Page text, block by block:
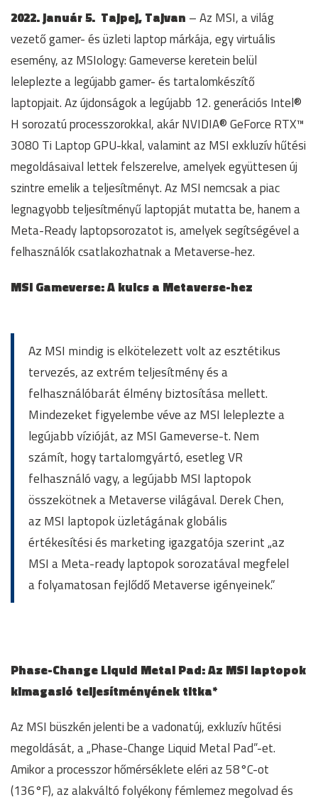
2022. január 5. Tajpej, Tajvan – Az MSI, a világ
vezető gamer- és üzleti laptop márkája, egy virtuális
esemény, az MSIology: Gameverse keretein belül
leleplezte a legújabb gamer- és tartalomkészítő
laptopjait. Az újdonságok a legújabb 12. generációs Intel®
H sorozatú processzorokkal, akár NVIDIA® GeForce RTX™
3080 Ti Laptop GPU-kkal, valamint az MSI exkluzív hűtési
megoldásaival lettek felszerelve, amelyek együttesen új
szintre emelik a teljesítményt. Az MSI nemcsak a piac
legnagyobb teljesítményű laptopját mutatta be, hanem a
Meta-Ready laptopsorozatot is, amelyek segítségével a
felhasználók csatlakozhatnak a Metaverse-hez.
MSI Gameverse: A kulcs a Metaverse-hez
Az MSI mindig is elkötelezett volt az esztétikus
tervezés, az extrém teljesítmény és a
felhasználóbarát élmény biztosítása mellett.
Mindezeket figyelembe véve az MSI leleplezte a
legújabb vízióját, az MSI Gameverse-t. Nem
számít, hogy tartalomgyártó, esetleg VR
felhasználó vagy, a legújabb MSI laptopok
összekötnek a Metaverse világával. Derek Chen,
az MSI laptopok üzletágának globális
értékesítési és marketing igazgatója szerint „az
MSI a Meta-ready laptopok sorozatával megfelel
a folyamatosan fejlődő Metaverse igényeinek.”
Phase-Change Liquid Metal Pad: Az MSI laptopok
kimagasló teljesítményének titka*
Az MSI büszkén jelenti be a vadonatúj, exkluzív hűtési
megoldását, a „Phase-Change Liquid Metal Pad”-et.
Amikor a processzor hőmérséklete eléri az 58°C-ot
(136°F), az alakváltó folyékony fémlemez megolvad és